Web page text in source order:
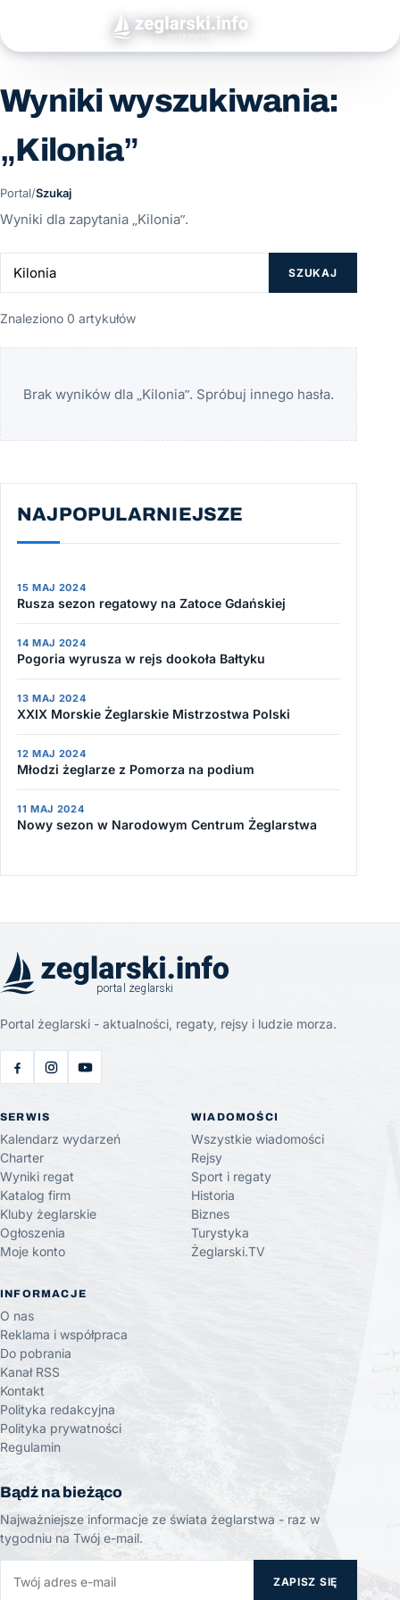
Wyniki wyszukiwania:
„Kilonia”
Portal/Szukaj
Wyniki dla zapytania „Kilonia”.
SZUKAJ
Znaleziono 0 artykułów
Brak wyników dla „Kilonia”. Spróbuj innego hasła.
NAJPOPULARNIEJSZE
15 MAJ 2024
Rusza sezon regatowy na Zatoce Gdańskiej
14 MAJ 2024
Pogoria wyrusza w rejs dookoła Bałtyku
13 MAJ 2024
XXIX Morskie Żeglarskie Mistrzostwa Polski
12 MAJ 2024
Młodzi żeglarze z Pomorza na podium
11 MAJ 2024
Nowy sezon w Narodowym Centrum Żeglarstwa
Portal żeglarski - aktualności, regaty, rejsy i ludzie morza.
SERWIS
Kalendarz wydarzeń
Charter
Wyniki regat
Katalog firm
Kluby żeglarskie
Ogłoszenia
Moje konto
WIADOMOŚCI
Wszystkie wiadomości
Rejsy
Sport i regaty
Historia
Biznes
Turystyka
Żeglarski.TV
INFORMACJE
O nas
Reklama i współpraca
Do pobrania
Kanał RSS
Kontakt
Polityka redakcyjna
Polityka prywatności
Regulamin
Bądź na bieżąco
Najważniejsze informacje ze świata żeglarstwa - raz w
tygodniu na Twój e-mail.
ZAPISZ SIĘ